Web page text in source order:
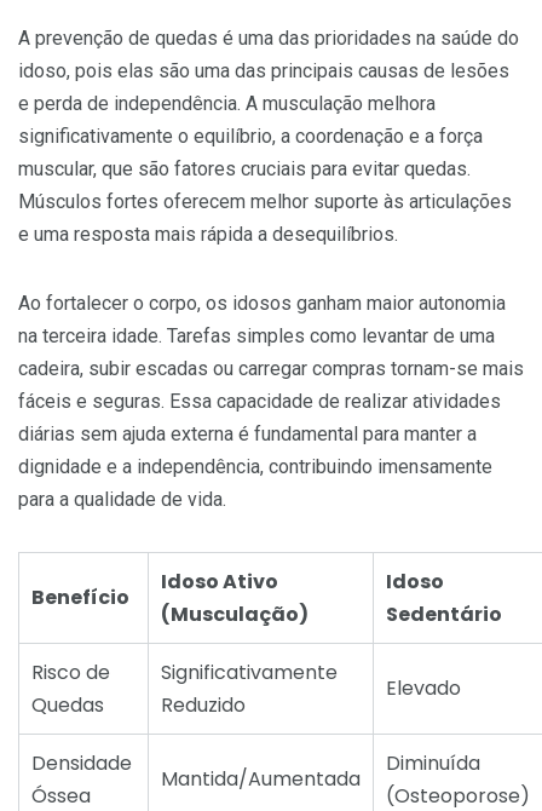
A prevenção de quedas é uma das prioridades na saúde do
idoso, pois elas são uma das principais causas de lesões
e perda de independência. A musculação melhora
significativamente o equilíbrio, a coordenação e a força
muscular, que são fatores cruciais para evitar quedas.
Músculos fortes oferecem melhor suporte às articulações
e uma resposta mais rápida a desequilíbrios.
Ao fortalecer o corpo, os idosos ganham maior autonomia
na terceira idade. Tarefas simples como levantar de uma
cadeira, subir escadas ou carregar compras tornam-se mais
fáceis e seguras. Essa capacidade de realizar atividades
diárias sem ajuda externa é fundamental para manter a
dignidade e a independência, contribuindo imensamente
para a qualidade de vida.
Benefício
Idoso Ativo
(Musculação)
Idoso
Sedentário
Risco de
Quedas
Significativamente
Reduzido
Elevado
Densidade
Óssea
Mantida/Aumentada
Diminuída
(Osteoporose)